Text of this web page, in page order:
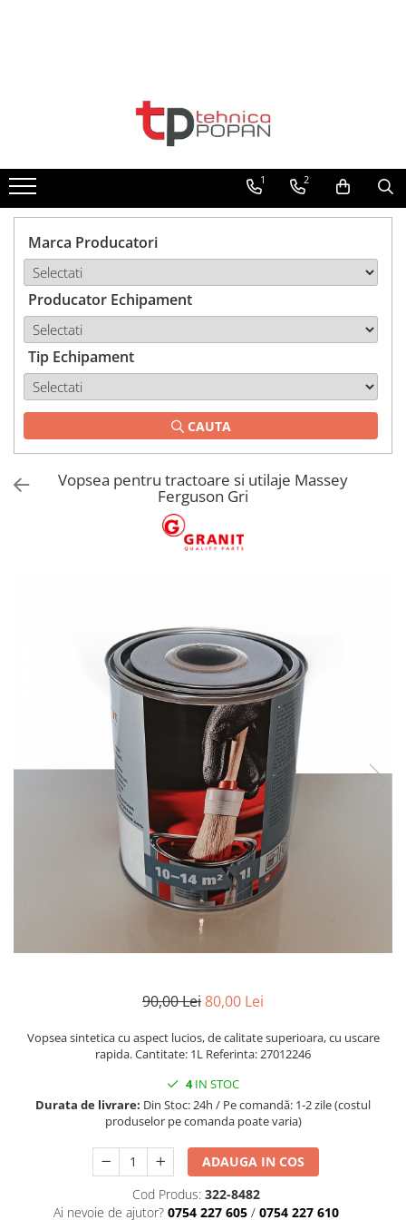
1. Piese & Accesorii Tractoare
1.1. Cabina & Caroserie
1.1.1. Geamuri
1.1.3. Embleme & Abtibilduri
1.1.4. Climatizare si accesorii
1.2. Piese cu Prindere în 3
Puncte si mecanism de ridicare
1.2.1. Prindere in 3 puncte
1.2.2. Mecanism de ridicare -
Tiranti si accesorii
1.3. Scaune & Accesorii
1.4.4. Cilindri si accesorii
1.5. Motoare
1.5.1. Combustibili
1.5.2. Cuzineti si accesorii
motor si accesorii
1.5.5. Pistoane & camasi piston
1.5.6. Răcire
1.5.8. Esapamente
1.5.9. Chiulasa si supape
1.5.10. Distributie si accesorii
1 2
Marca Producatori
Producator Echipament
Tip Echipament
CAUTA
Vopsea pentru tractoare si utilaje Massey
Ferguson Gri
90,00 Lei80,00 Lei
Vopsea sintetica cu aspect lucios, de calitate superioara, cu uscare
rapida. Cantitate: 1L Referinta: 27012246
4IN STOC
Durata de livrare: Din Stoc: 24h / Pe comandă: 1-2 zile (costul
produselor pe comanda poate varia)
ADAUGA IN COS
Cod Produs: 322-8482
Ai nevoie de ajutor? 0754 227 605 / 0754 227 610